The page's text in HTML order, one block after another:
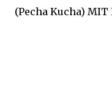
(Pecha Kucha) MIT